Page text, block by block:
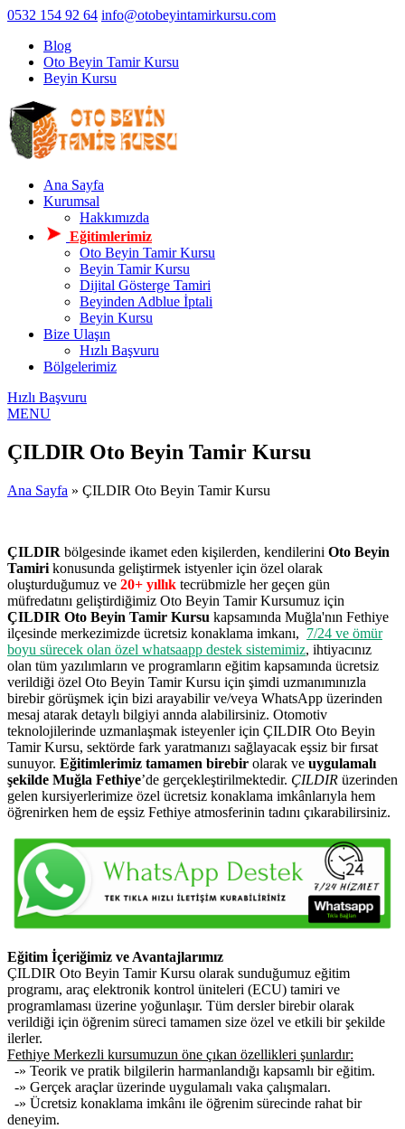
0532 154 92 64 info@otobeyintamirkursu.com
Blog
Oto Beyin Tamir Kursu
Beyin Kursu
Ana Sayfa
Kurumsal
Hakkımızda
Eğitimlerimiz
Oto Beyin Tamir Kursu
Beyin Tamir Kursu
Dijital Gösterge Tamiri
Beyinden Adblue İptali
Beyin Kursu
Bize Ulaşın
Hızlı Başvuru
Bölgelerimiz
Hızlı Başvuru
MENU
ÇILDIR Oto Beyin Tamir Kursu
Ana Sayfa » ÇILDIR Oto Beyin Tamir Kursu
ÇILDIR bölgesinde ikamet eden kişilerden, kendilerini Oto Beyin
Tamiri konusunda geliştirmek istyenler için özel olarak
oluşturduğumuz ve 20+ yıllık tecrübmizle her geçen gün
müfredatını geliştirdiğimiz Oto Beyin Tamir Kursumuz için
ÇILDIR Oto Beyin Tamir Kursu kapsamında Muğla'nın Fethiye
ilçesinde merkezimizde ücretsiz konaklama imkanı, 7/24 ve ömür
boyu sürecek olan özel whatsaapp destek sistemimiz, ihtiyacınız
olan tüm yazılımların ve programların eğitim kapsamında ücretsiz
verildiği özel Oto Beyin Tamir Kursu için şimdi uzmanımınızla
birebir görüşmek için bizi arayabilir ve/veya WhatsApp üzerinden
mesaj atarak detaylı bilgiyi annda alabilirsiniz. Otomotiv
teknolojilerinde uzmanlaşmak isteyenler için ÇILDIR Oto Beyin
Tamir Kursu, sektörde fark yaratmanızı sağlayacak eşsiz bir fırsat
sunuyor. Eğitimlerimiz tamamen birebir olarak ve uygulamalı
şekilde Muğla Fethiye’de gerçekleştirilmektedir. ÇILDIR üzerinden
gelen kursiyerlerimize özel ücretsiz konaklama imkânlarıyla hem
öğrenirken hem de eşsiz Fethiye atmosferinin tadını çıkarabilirsiniz.
Eğitim İçeriğimiz ve Avantajlarımız
ÇILDIR Oto Beyin Tamir Kursu olarak sunduğumuz eğitim
programı, araç elektronik kontrol üniteleri (ECU) tamiri ve
programlaması üzerine yoğunlaşır. Tüm dersler birebir olarak
verildiği için öğrenim süreci tamamen size özel ve etkili bir şekilde
ilerler.
Fethiye Merkezli kursumuzun öne çıkan özellikleri şunlardır:
-» Teorik ve pratik bilgilerin harmanlandığı kapsamlı bir eğitim.
-» Gerçek araçlar üzerinde uygulamalı vaka çalışmaları.
-» Ücretsiz konaklama imkânı ile öğrenim sürecinde rahat bir
deneyim.